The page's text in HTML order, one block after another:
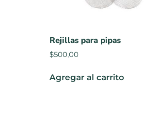
Rejillas para pipas
$500,00
Agregar al carrito